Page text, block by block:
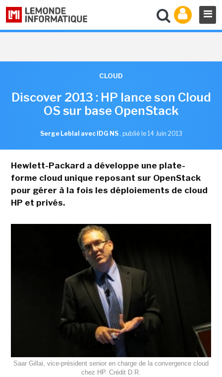
CLOUD
Discover 2013 : HP lance son Cloud
OS sur base OpenStack
Serge Leblal avec IDG NS , publié le 14 Juin 2013
Hewlett-Packard a développe une plate-
forme cloud unique reposant sur OpenStack
pour gérer à la fois les déploiements de cloud
HP et privés.
Saar Gillai, vice-président senior en charge de la convergence cloud
chez HP. Crédit D.R.